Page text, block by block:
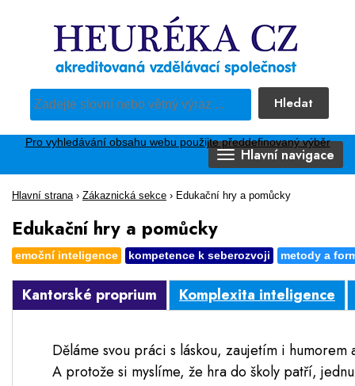
Hledat
Pro vyhledávání obsahu webu použijte předdefinovaný výběr
Hlavní navigace
Hlavní strana › Zákaznická sekce › Edukační hry a pomůcky
Edukační hry a pomůcky
emoční inteligence kompetence k seberozvoji metody a
Kantorské proprium Komplexita inteligence
Děláme svou práci s láskou, zaujetím i humorem
A protože si myslíme, že hra do školy patří, jednu